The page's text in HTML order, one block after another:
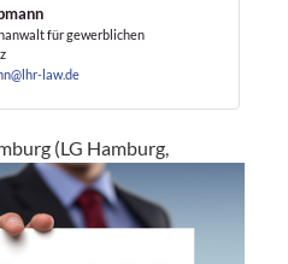
für gewerblichen
law.de
(LG Hamburg,